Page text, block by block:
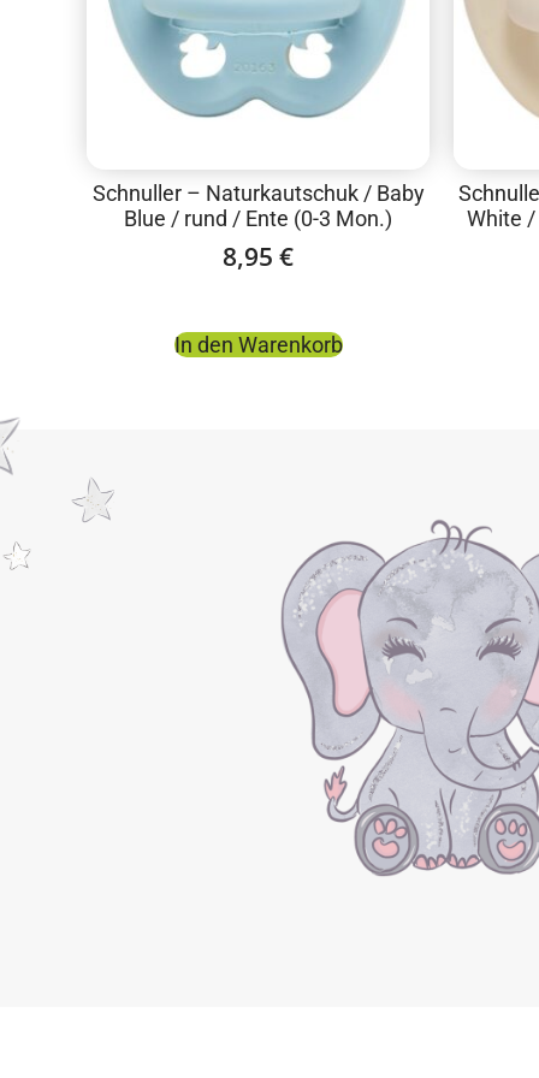
Schnuller – Naturkautschuk / Baby
Blue / rund / Ente (0-3 Mon.)
8,95 €
In den Warenkorb
White /